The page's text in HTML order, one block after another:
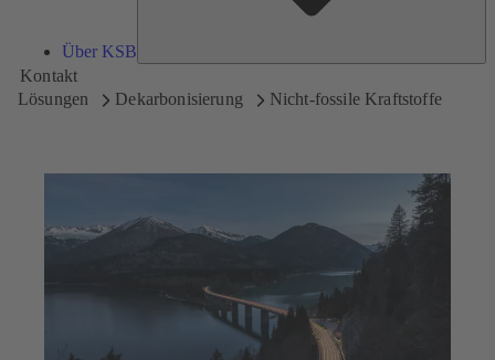
Über KSB
Kontakt
Lösungen
Dekarbonisierung Nicht-fossile Kraftstoffe